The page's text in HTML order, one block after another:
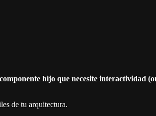
hijo que necesite interactividad
de tu arquitectura.